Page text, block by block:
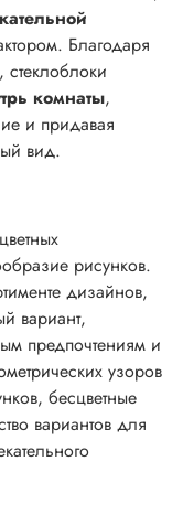
Благодаря
стеклоблоки
комнаты,
и придавая
вид.
рисунков.
дизайнов,
вариант,
предпочтениям и
узоров
бесцветные
вариантов для